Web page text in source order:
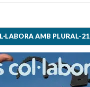
AMB PLURAL-21